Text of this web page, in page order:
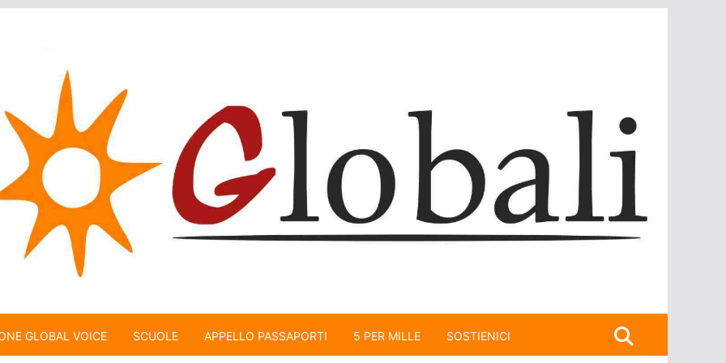
GLOBAL VOICE SCUOLE APPELLO PASSAPORTI 5 PER MILLE SOSTIENICI